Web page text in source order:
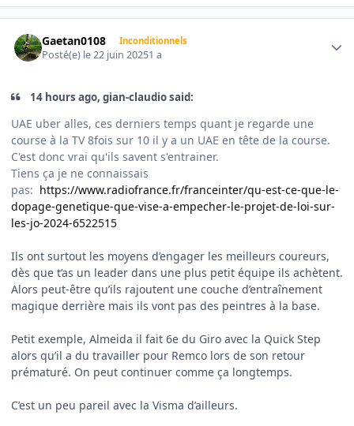
Gaetan0108 Inconditionnels
Posté(e) le 22 juin 20251 a
14 hours ago, gian-claudio said:
UAE uber alles, ces derniers temps quant je regarde une
course à la TV 8fois sur 10 il y a un UAE en tête de la course.
C'est donc vrai qu'ils savent s'entrainer.
Tiens ça je ne connaissais
pas: https://www.radiofrance.fr/franceinter/qu-est-ce-que-le-
dopage-genetique-que-vise-a-empecher-le-projet-de-loi-sur-
les-jo-2024-6522515
Ils ont surtout les moyens d’engager les meilleurs coureurs,
dès que t’as un leader dans une plus petit équipe ils achètent.
Alors peut-être qu’ils rajoutent une couche d’entraînement
magique derrière mais ils vont pas des peintres à la base.
Petit exemple, Almeida il fait 6e du Giro avec la Quick Step
alors qu’il a du travailler pour Remco lors de son retour
prématuré. On peut continuer comme ça longtemps.
C’est un peu pareil avec la Visma d’ailleurs.